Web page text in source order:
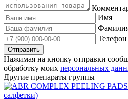
Имя
Телефон
Нажимая на кнопку отправки
обработку моих персональных
Другие препараты группы